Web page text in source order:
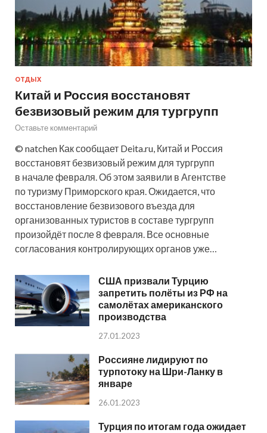
ОТДЫХ
Китай и Россия восстановят
безвизовый режим для тургрупп
Оставьте комментарий
© natchen Как сообщает Deita.ru, Китай и Россия
восстановят безвизовый режим для тургрупп
в начале февраля. Об этом заявили в Агентстве
по туризму Приморского края. Ожидается, что
восстановление безвизового въезда для
организованных туристов в составе тургрупп
произойдёт после 8 февраля. Все основные
согласования контролирующих органов уже…
США призвали Турцию
запретить полёты из РФ на
самолётах американского
производства
27.01.2023
Россияне лидируют по
турпотоку на Шри-Ланку в
январе
26.01.2023
Турция по итогам года ожидает